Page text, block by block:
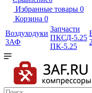
Избранные товары 0
Корзина 0
Воздуходуки
3АФ
Запчасти
ПКСД-5.25
ПК-5.25